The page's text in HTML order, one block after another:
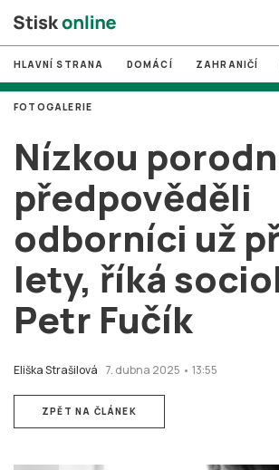
# MUNI
# Brno
# volby
login PŘIHLÁSIT SE
Zapomněli jste heslo?
Založit nový účet
HLAVNÍ STRANA DOMÁCÍ ZAHRANIČÍ
Nízkou
předpověděli
odborníci už
lety, říká
Petr Fučík
Eliška Strašilová 7. dubna 2025 • 13:55
FOTOGALERIE
ZPĚT NA ČLÁNEK